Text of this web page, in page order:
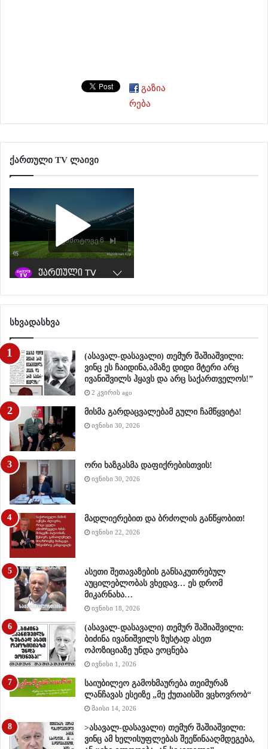
გაზია
რება
ქართული TV ლაივი
სხვადასხვა
(ასავალ-დასავალი) თემურ შაშიაშვილი:
ვინც ეს ჩაიდინა,ამაზე დიდი მტერი არც
ივანიშვილს ჰყავს და არც საქართველოს!”
2 კვირის ago
მისმა გარდაცვალებამ გული ჩამწყვიტა!
ივნისი 30, 2026
ორი ხაზგასმა დაფიქრებისთვის!
ივნისი 30, 2026
მადლიერებით და ბრძოლის განწყობით!
ივნისი 22, 2026
ასეთი შეთავაზების განსაკუთრებულ
აუცილებლობას ვხედავ… ეს დრომ
მიკარნახა…
ივნისი 18, 2026
(ასავალ-დასავალი) თემურ შაშიაშვილი:
ბიძინა ივანიშვილს ზუსტად ასეთ
ოპოზიციაზე უნდა ეოცნება
ივნისი 1, 2026
საიუბილეო გამოხმაურება თეიმურაზ
ლანჩავას ესეიზე „მე ქუთაისში ვცხოვრობ“
მაისი 14, 2026
>ასავალ-დასავალი) თემურ შაშიაშვილი:
ვინც ამ ხელისუფლებას შეეწინააღმდეგება,